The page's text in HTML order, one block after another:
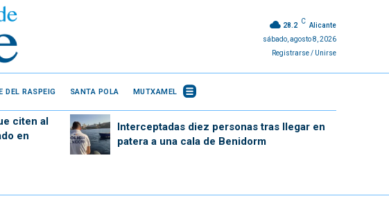
28.2
C
Alicante
sábado, agosto 8, 2026
Registrarse / Unirse
DEL RASPEIG SANTA POLA MUTXAMEL
citen al
en
Interceptadas diez personas tras llegar en
patera a una cala de Benidorm